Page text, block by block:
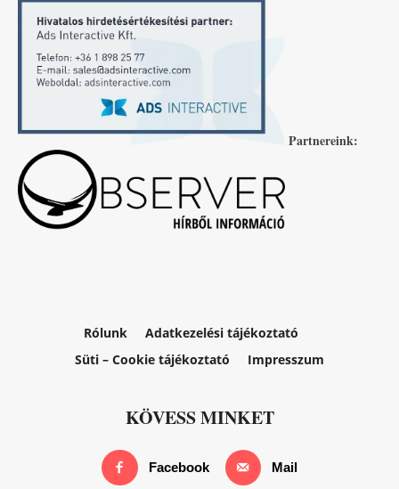
Partnereink:
Rólunk
Adatkezelési tájékoztató
Süti – Cookie tájékoztató
Impresszum
KÖVESS MINKET
Facebook Mail